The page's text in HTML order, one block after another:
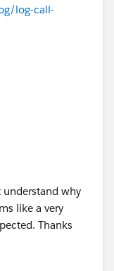
log-call-
understand why
like a very
Thanks